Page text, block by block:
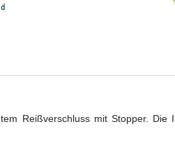
Reißverschluss mit Stopper. Die